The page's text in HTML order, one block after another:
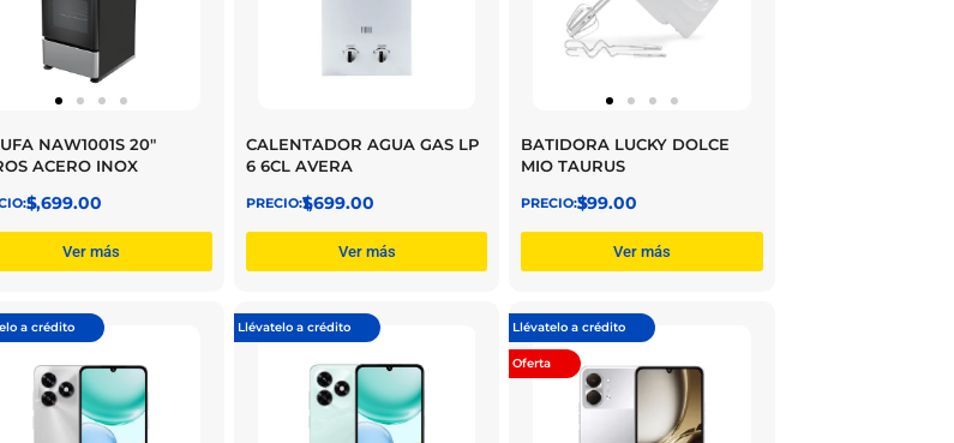
NAW1001S 20″
ACERO INOX
$
5,699.00
Ver más
CALENTADOR AGUA GAS LP
6 6CL AVERA
$
1,699.00
Ver más
BATIDORA LUCKY DOLCE
MIO TAURUS
$
399.00
Ver más
a crédito Llévatelo a crédito Llévatelo a crédito
Oferta